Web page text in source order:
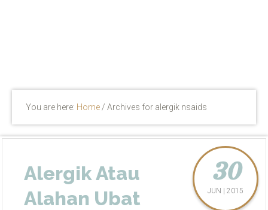
You are here: Home / Archives for alergik nsaids
Alergik Atau
Alahan Ubat
30
JUN | 2015